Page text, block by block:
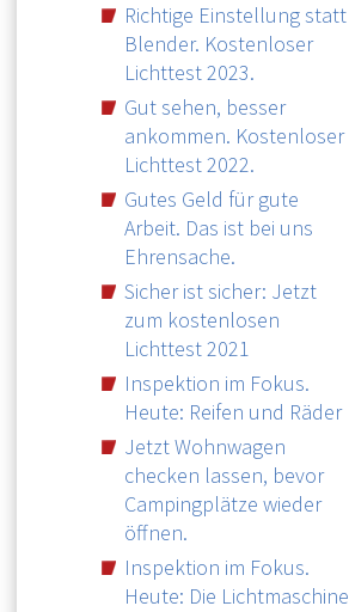
Richtige Einstellung statt
Blender. Kostenloser
Lichttest 2023.
Gut sehen, besser
ankommen. Kostenloser
Lichttest 2022.
Gutes Geld für gute
Arbeit. Das ist bei uns
Ehrensache.
Sicher ist sicher: Jetzt
zum kostenlosen
Lichttest 2021
Inspektion im Fokus.
Heute: Reifen und Räder
Jetzt Wohnwagen
checken lassen, bevor
Campingplätze wieder
öffnen.
Inspektion im Fokus.
Heute: Die Lichtmaschine